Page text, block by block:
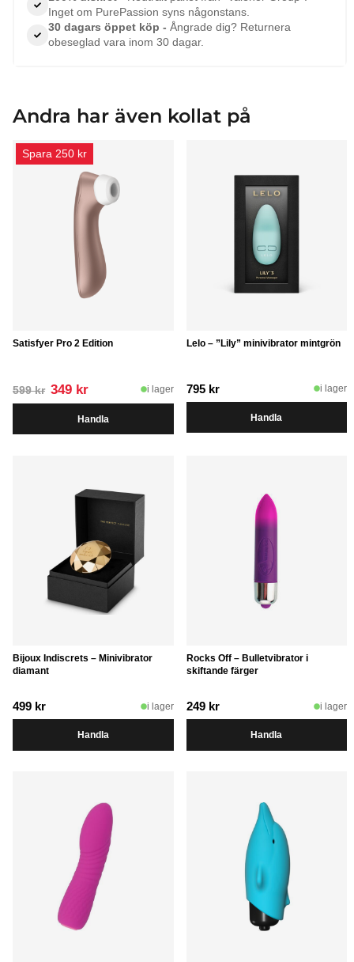
Inget om PurePassion syns någonstans.
30 dagars öppet köp - Ångrade dig? Returnera
obeseglad vara inom 30 dagar.
Andra har även kollat på
Satisfyer Pro 2 Edition
599kr Det
ursprungliga
priset
var:
349 krDet
nuvarande
priset
är:
i lager
Handla
Spara 250 kr
Lelo – ”Lily” minivibrator mintgrön
795 kr i lager
Handla
Bijoux Indiscrets – Minivibrator
diamant
499 kr i lager
Handla
Rocks Off – Bulletvibrator i
skiftande färger
249 kr i lager
Handla